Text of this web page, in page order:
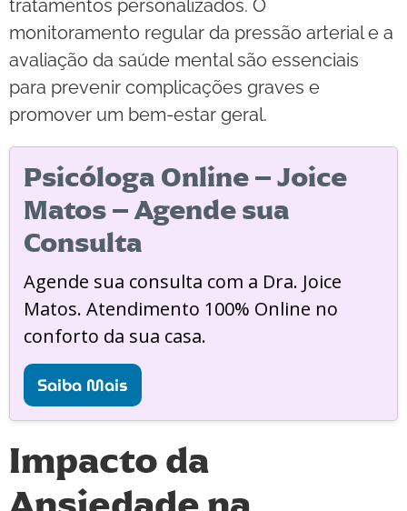
tratamentos personalizados. O
monitoramento regular da pressão arterial e a
avaliação da saúde mental são essenciais
para prevenir complicações graves e
promover um bem-estar geral.
Psicóloga Online – Joice
Matos – Agende sua
Consulta
Agende sua consulta com a Dra. Joice
Matos. Atendimento 100% Online no
conforto da sua casa.
Saiba Mais
Impacto da